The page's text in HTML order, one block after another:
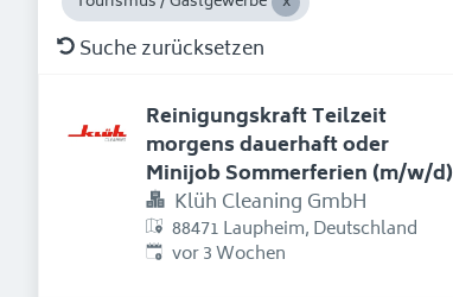
Suche zurücksetzen
Reinigungskraft Teilzeit
morgens dauerhaft oder
Minijob Sommerferien (m/w/d)
Klüh Cleaning GmbH
88471 Laupheim, Deutschland
Erschienen:
vor 3 Wochen